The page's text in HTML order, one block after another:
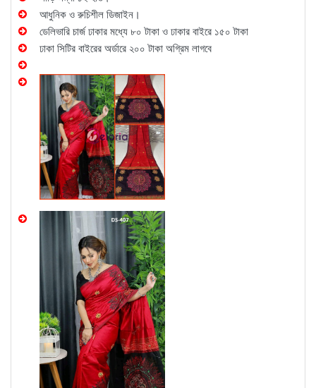
আধুনিক ও রুচিশীল ডিজাইন।
ডেলিভারি চার্জ ঢাকার মধ্যে ৮০ টাকা ও ঢাকার বাইরে ১৫০ টাকা
ঢাকা সিটির বাইরের অর্ডারে ২০০ টাকা অগ্রিম লাগবে